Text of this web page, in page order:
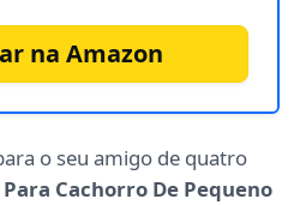
na Amazon
o seu amigo de quatro
Cachorro De Pequeno